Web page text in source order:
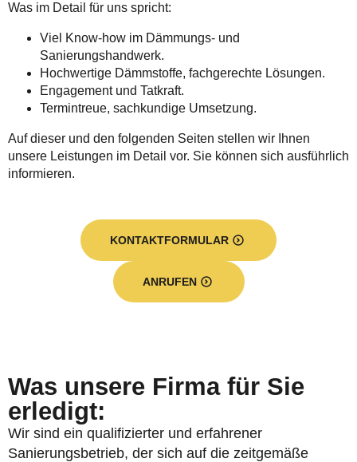
Was im Detail für uns spricht:
Viel Know-how im Dämmungs- und
Sanierungshandwerk.
Hochwertige Dämmstoffe, fachgerechte Lösungen.
Engagement und Tatkraft.
Termintreue, sachkundige Umsetzung.
Auf dieser und den folgenden Seiten stellen wir Ihnen
unsere Leistungen im Detail vor. Sie können sich ausführlich
informieren.
KONTAKTFORMULAR
ANRUFEN
Was unsere Firma für Sie
erledigt:
Wir sind ein qualifizierter und erfahrener
Sanierungsbetrieb, der sich auf die zeitgemäße